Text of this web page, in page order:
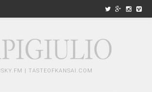
| TASTEOFKANSAI.COM